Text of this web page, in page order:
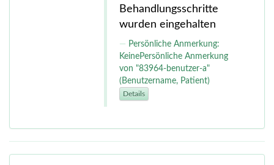
Behandlungsschritte
wurden eingehalten
Persönliche Anmerkung:
KeinePersönliche Anmerkung
von "83964-benutzer-a"
(Benutzername, Patient)
Details